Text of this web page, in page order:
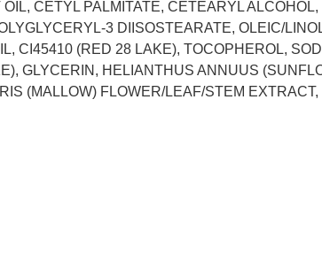
CETYL PALMITATE, CETEARYL
3 DIISOSTEARATE, OLEIC/
CI45410 (RED 28 LAKE), TOCOPHEROL,
GLYCERIN, HELIANTHUS ANNUUS
(MALLOW) FLOWER/LEAF/STEM